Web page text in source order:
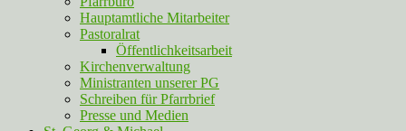
Hauptamtliche Mitarbeiter
Pastoralrat
Öffentlichkeitsarbeit
Kirchenverwaltung
Ministranten unserer PG
Schreiben für Pfarrbrief
Presse und Medien